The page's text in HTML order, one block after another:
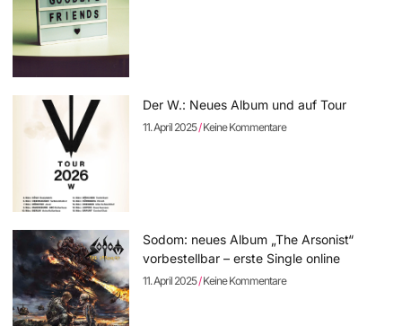
Der W.: Neues Album und auf Tour
11. April 2025 Keine Kommentare
Sodom: neues Album „The Arsonist“
vorbestellbar – erste Single online
11. April 2025 Keine Kommentare